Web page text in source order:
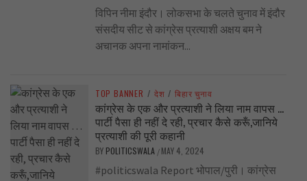
विपिन नीमा इंदौर। लोकसभा के चलते चुनाव में इंदौर
संसदीय सीट से कांग्रेस प्रत्याशी अक्षय बम ने
अचानक अपना नामांकन...
TOP BANNER / देश / बिहार चुनाव
कांग्रेस के एक और प्रत्याशी ने लिया नाम वापस …
पार्टी पैसा ही नहीं दे रही, प्रचार कैसे करूँ,जानिये
प्रत्याशी की पूरी कहानी
BY POLITICSWALA / MAY 4, 2024
#politicswala Report भोपाल/पुरी। कांग्रेस